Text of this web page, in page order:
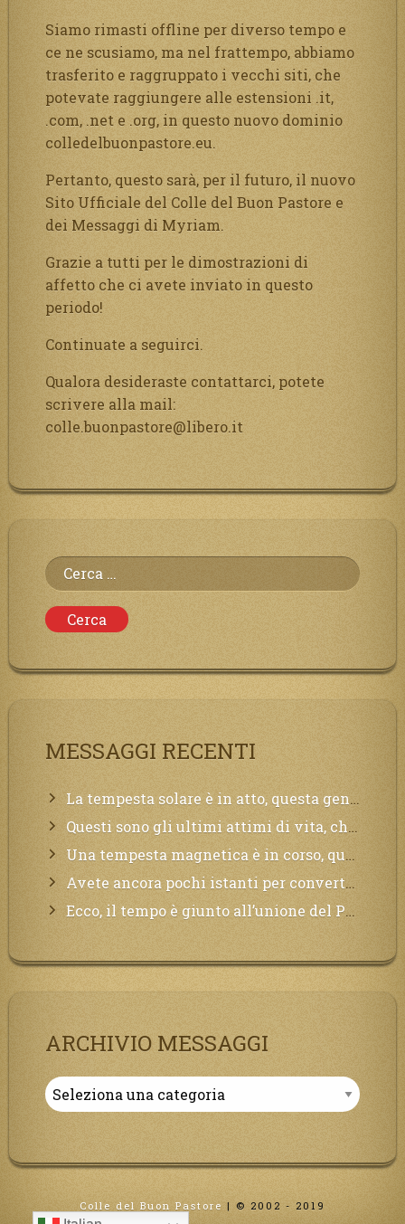
Siamo rimasti offline per diverso tempo e
ce ne scusiamo, ma nel frattempo, abbiamo
trasferito e raggruppato i vecchi siti, che
potevate raggiungere alle estensioni .it,
.com, .net e .org, in questo nuovo dominio
colledelbuonpastore.eu.
Pertanto, questo sarà, per il futuro, il nuovo
Sito Ufficiale del Colle del Buon Pastore e
dei Messaggi di Myriam.
Grazie a tutti per le dimostrazioni di
affetto che ci avete inviato in questo
periodo!
Continuate a seguirci.
Qualora desideraste contattarci, potete
scrivere alla mail:
colle.buonpastore@libero.it
Ricerca
per:
MESSAGGI RECENTI
La tempesta solare è in atto, questa generazione soffrirà molto, la Terra arderà, l’acqua sarà contaminata, il cibo non sarà più nelle vostre mense.
Questi sono gli ultimi attimi di vita, chi si vuole salvare Mi chiami in suo aiuto.
Una tempesta magnetica è in corso, questa generazione patirà. Il black out non tarderà ad arrivare e tutta la Terra sarà oscurata.
Avete ancora pochi istanti per convertirvi, non perdete tempo, la sciagura arriverà all’improvviso e per chi non si sarà preparato saranno dolori.
Ecco, il tempo è giunto all’unione del Padre con il figlio, non avete che da attendere pochissimo.
ARCHIVIO MESSAGGI
Archivio
Messaggi
Colle del Buon Pastore | © 2002 - 2019